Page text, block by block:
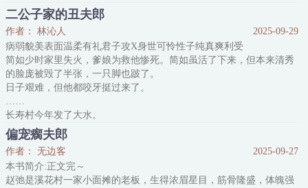
内容标签：布衣生活 随身空间 种田文 重生 年代文
搜索关键字：主角：云穆清，席于飞 ┃ 配角： ┃ 其它：
一句话简介：凤凰于飞，穆如清风
立意：积极向上的心态不会被任何困难打倒
二公子家的丑夫郎
作者： 林沁人
2025-09-29
病弱貌美表面温柔有礼君子攻X身世可怜性子纯真爽利受
简如少时家里失火，爹娘为救他惨死。简如虽活了下来，但本来清秀
的脸庞被毁了半张，一只脚也跛了。
日子艰难，但他都咬牙挺过来了。
……
长寿村今年发了大水。
眼看着房子被淹了不少，庄稼也要完了，村里要把张家好看温顺的娇
哥儿投进河里，给河神当祭品。
简如从小和张娇一起长大，抓着铁锹去拼命，却没成想是自己被堵了
嘴，绑了手脚，蒙上了红盖头。
有人在他耳边说：“别怪我们，娇哥儿他胆小，会害怕，你既已经残
偏宠瘸夫郎
作者： 无边客
2025-09-27
本书简介:正文完～
赵弛是溪花村一家小面摊的老板，生得浓眉星目，筋骨隆盛，体魄强